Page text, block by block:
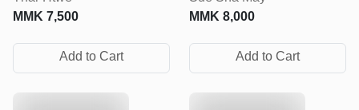
MMK7,500
Add to Cart
MMK8,000
Add to Cart